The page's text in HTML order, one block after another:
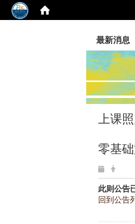
最新消息
上课
零基
此则公告
回到公告